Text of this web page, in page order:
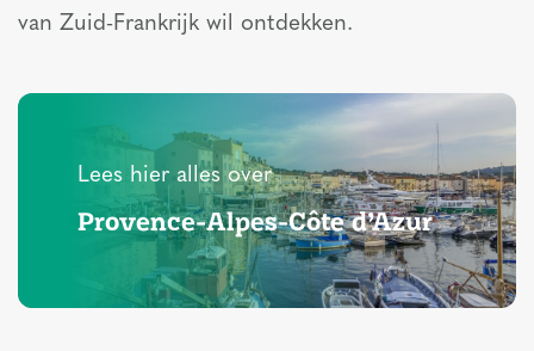
van Zuid-Frankrijk wil ontdekken.
Lees hier alles over
Provence-Alpes-Côte d’Azur